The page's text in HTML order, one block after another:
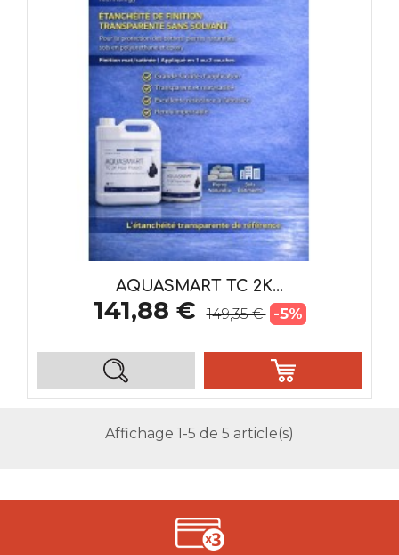
AQUASMART TC 2K...
141,88 € 149,35 € -5%
Affichage 1-5 de 5 article(s)